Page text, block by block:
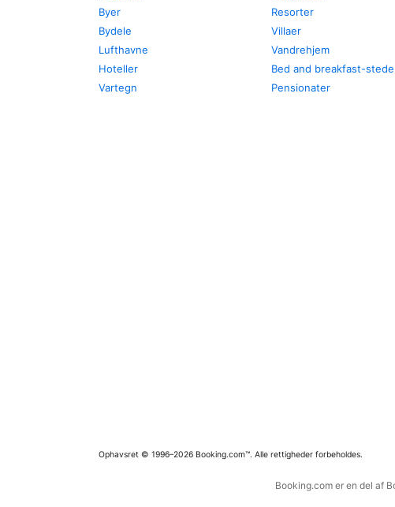
Byer
Bydele
Lufthavne
Hoteller
Vartegn
Resorter
Villaer
Vandrehjem
Bed and breakfast-
Pensionater
Ophavsret © 1996–2026 Booking.com™. Alle rettigheder forbeholdes.
Booking.com er en del af